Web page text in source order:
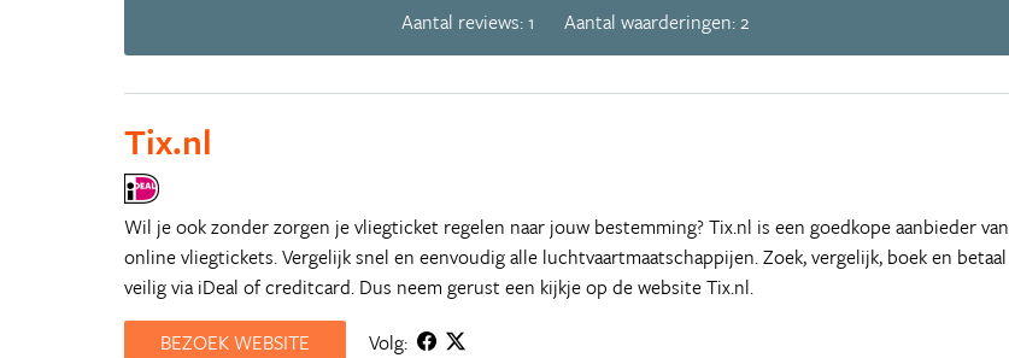
Aantal reviews: 1 Aantal waarderingen: 2
Tix.nl
Wil je ook zonder zorgen je vliegticket regelen naar jouw bestemming? Tix.nl is een goedkope aanbieder van
online vliegtickets. Vergelijk snel en eenvoudig alle luchtvaartmaatschappijen. Zoek, vergelijk, boek en betaal
veilig via iDeal of creditcard. Dus neem gerust een kijkje op de website Tix.nl.
BEZOEK WEBSITE
Volg: